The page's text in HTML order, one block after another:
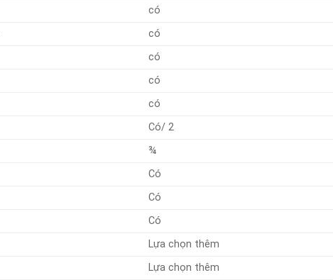
có
có
có
có
có
Có/ 2
¾
Có
Có
Có
Lựa chọn thêm
Lựa chọn thêm